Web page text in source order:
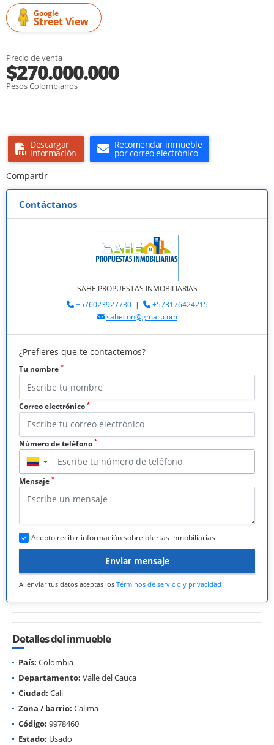
Google
Street View
Precio de venta
$270.000.000
Pesos Colombianos
Descargar
información
Recomendar inmueble
por correo electrónico
Compartir
Contáctanos
SAHE PROPUESTAS INMOBILIARIAS
+576023927730|
+573176424215
sahecon@gmail.com
¿Prefieres que te contactemos?
Tu nombre *
Correo electrónico *
Número de teléfono *
▼
Mensaje *
Acepto recibir información sobre ofertas inmobiliarias
Enviar mensaje
Al enviar tus datos aceptas los Términos de servicio y privacidad
Detalles del inmueble
País: Colombia
Departamento: Valle del Cauca
Ciudad: Cali
Zona / barrio: Calima
Código: 9978460
Estado: Usado